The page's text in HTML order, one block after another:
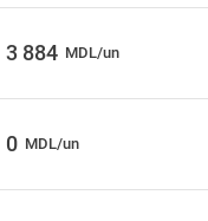
3 884 MDL/un
0 MDL/un